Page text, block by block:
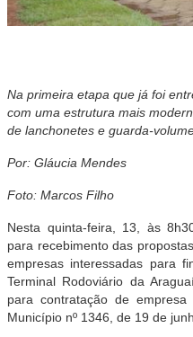
Na primeira etapa que já foi
com uma estrutura mais
de lanchonetes e guarda-
Por: Gláucia Mendes
Foto: Marcos Filho
Nesta quinta-feira, 13, às
para recebimento das
empresas interessadas para
Terminal Rodoviário da
para contratação de
Município nº 1346, de 19 de